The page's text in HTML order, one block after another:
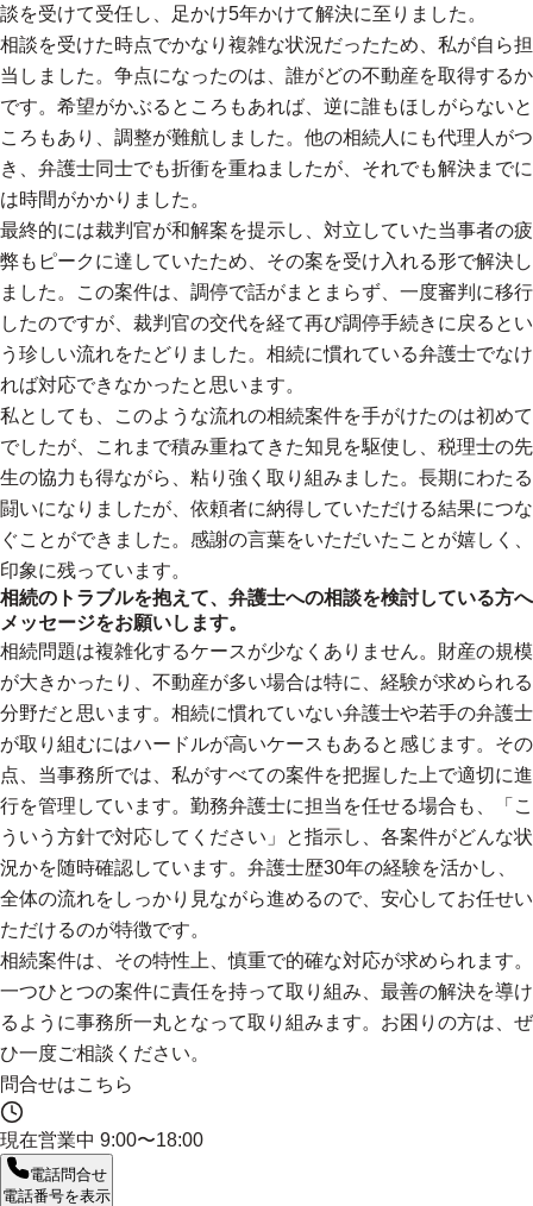
談を受けて受任し、足かけ5年かけて解決に至りました。
相談を受けた時点でかなり複雑な状況だったため、私が自ら担
当しました。争点になったのは、誰がどの不動産を取得するか
です。希望がかぶるところもあれば、逆に誰もほしがらないと
ころもあり、調整が難航しました。他の相続人にも代理人がつ
き、弁護士同士でも折衝を重ねましたが、それでも解決までに
は時間がかかりました。
最終的には裁判官が和解案を提示し、対立していた当事者の疲
弊もピークに達していたため、その案を受け入れる形で解決し
ました。この案件は、調停で話がまとまらず、一度審判に移行
したのですが、裁判官の交代を経て再び調停手続きに戻るとい
う珍しい流れをたどりました。相続に慣れている弁護士でなけ
れば対応できなかったと思います。
私としても、このような流れの相続案件を手がけたのは初めて
でしたが、これまで積み重ねてきた知見を駆使し、税理士の先
生の協力も得ながら、粘り強く取り組みました。長期にわたる
闘いになりましたが、依頼者に納得していただける結果につな
ぐことができました。感謝の言葉をいただいたことが嬉しく、
印象に残っています。
相続のトラブルを抱えて、弁護士への相談を検討している方へ
メッセージをお願いします。
相続問題は複雑化するケースが少なくありません。財産の規模
が大きかったり、不動産が多い場合は特に、経験が求められる
分野だと思います。相続に慣れていない弁護士や若手の弁護士
が取り組むにはハードルが高いケースもあると感じます。その
点、当事務所では、私がすべての案件を把握した上で適切に進
行を管理しています。勤務弁護士に担当を任せる場合も、「こ
ういう方針で対応してください」と指示し、各案件がどんな状
況かを随時確認しています。弁護士歴30年の経験を活かし、
全体の流れをしっかり見ながら進めるので、安心してお任せい
ただけるのが特徴です。
相続案件は、その特性上、慎重で的確な対応が求められます。
一つひとつの案件に責任を持って取り組み、最善の解決を導け
るように事務所一丸となって取り組みます。お困りの方は、ぜ
ひ一度ご相談ください。
問合せはこちら
現在営業中 9:00〜18:00
電話問合せ
電話番号を表示